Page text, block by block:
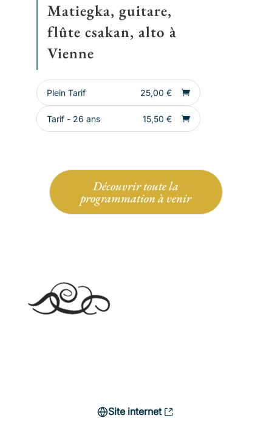
Matiegka, guitare,
flûte csakan, alto à
Vienne
Plein Tarif 25,00 €
Tarif - 26 ans 15,50 €
Découvrir toute la
programmation à venir
Site internet